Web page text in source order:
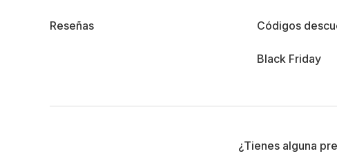
Reseñas Códigos
Black Friday
¿Tienes alguna